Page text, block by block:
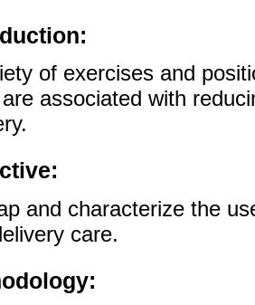
of exercises and
associated with
and characterize the
care.